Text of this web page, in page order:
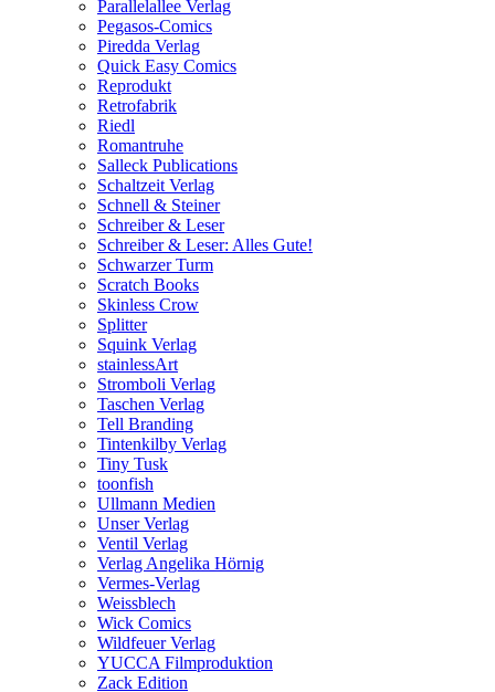
Parallelallee Verlag
Pegasos-Comics
Piredda Verlag
Quick Easy Comics
Reprodukt
Retrofabrik
Riedl
Romantruhe
Salleck Publications
Schaltzeit Verlag
Schnell & Steiner
Schreiber & Leser
Schreiber & Leser: Alles Gute!
Schwarzer Turm
Scratch Books
Skinless Crow
Splitter
Squink Verlag
stainlessArt
Stromboli Verlag
Taschen Verlag
Tell Branding
Tintenkilby Verlag
Tiny Tusk
toonfish
Ullmann Medien
Unser Verlag
Ventil Verlag
Verlag Angelika Hörnig
Vermes-Verlag
Weissblech
Wick Comics
Wildfeuer Verlag
YUCCA Filmproduktion
Zack Edition